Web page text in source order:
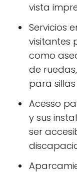
vista
Servicios
visitantes
como
de
para
Acesso
y sus
ser